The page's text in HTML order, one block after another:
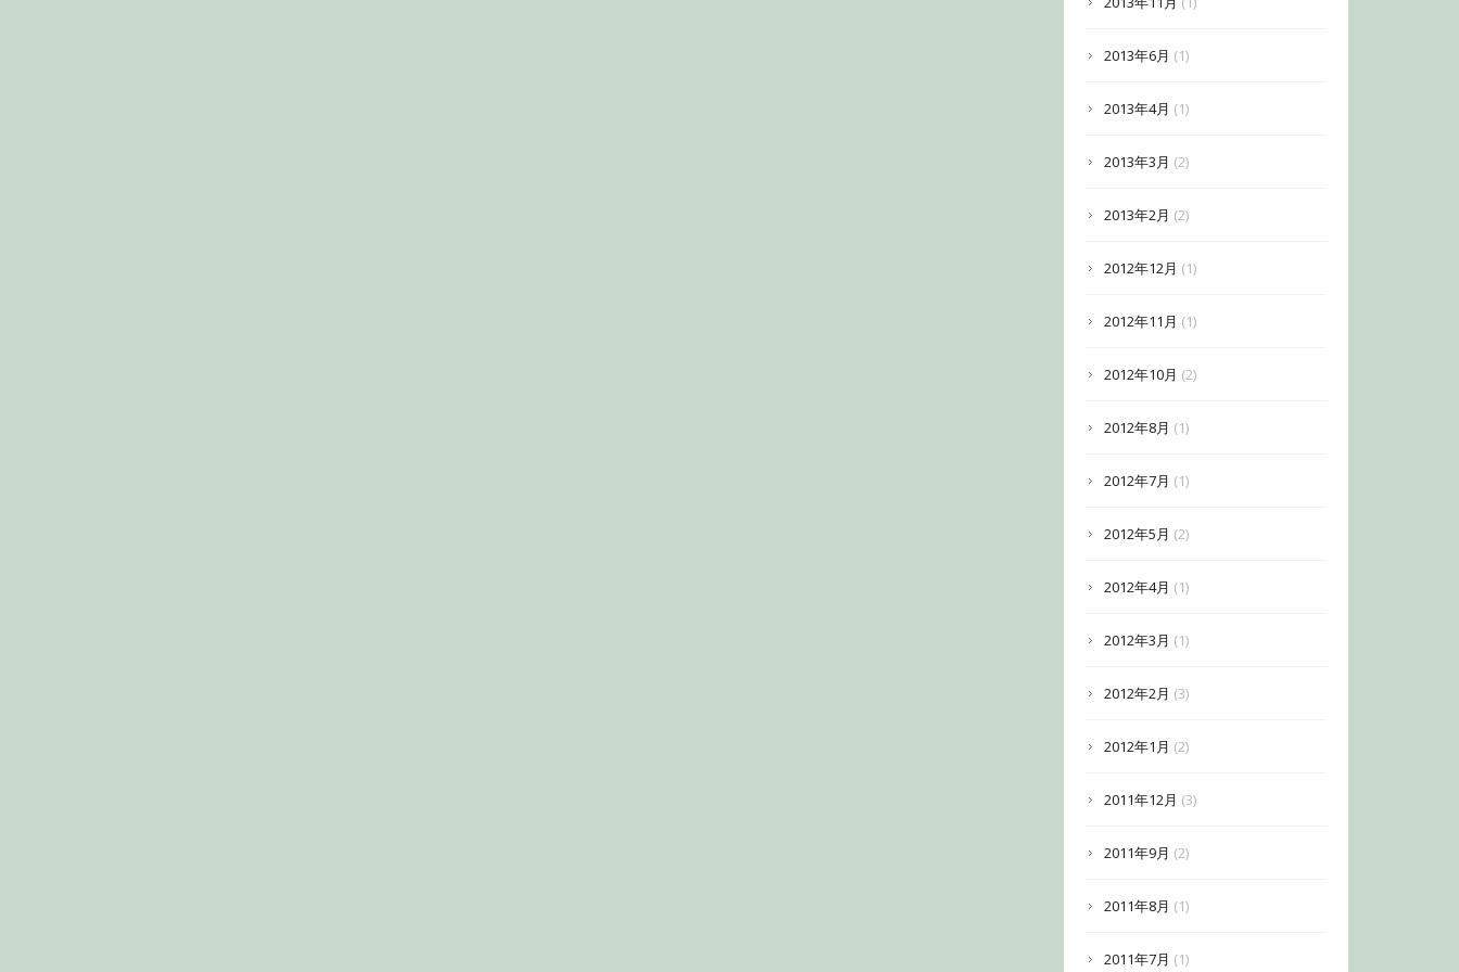
2013年6月 (1)
2013年4月 (1)
2013年3月 (2)
2013年2月 (2)
2012年12月 (1)
2012年11月 (1)
2012年10月 (2)
2012年8月 (1)
2012年7月 (1)
2012年5月 (2)
2012年4月 (1)
2012年3月 (1)
2012年2月 (3)
2012年1月 (2)
2011年12月 (3)
2011年9月 (2)
2011年8月 (1)
2011年7月 (1)